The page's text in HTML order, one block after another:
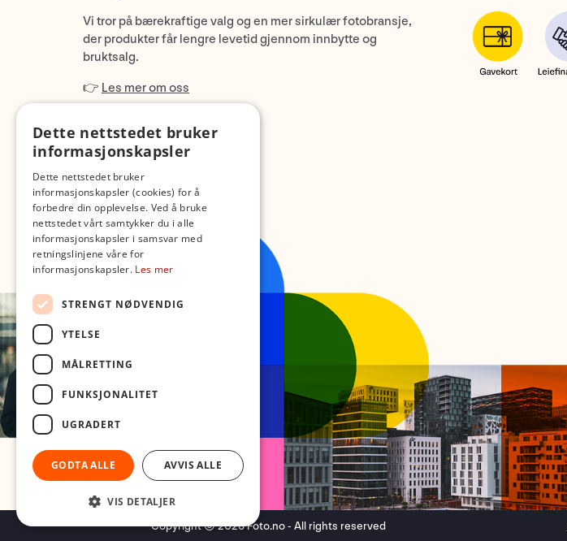
Vi tror på bærekraftige valg og en mer sirkulær fotobransje,
der produkter får lengre levetid gjennom innbytte og
bruktsalg.
👉 Les mer om oss
Copyright © 2026 Foto.no - All rights reserved
Dette nettstedet bruker
informasjonskapsler
Dette nettstedet bruker
informasjonskapsler (cookies) for å
forbedre din opplevelse. Ved å bruke
nettstedet vårt samtykker du i alle
informasjonskapsler i samsvar med
retningslinjene våre for
informasjonskapsler. Les mer
STRENGT NØDVENDIG
YTELSE
MÅLRETTING
FUNKSJONALITET
UGRADERT
GODTA ALLE AVVIS ALLE
VIS DETALJER